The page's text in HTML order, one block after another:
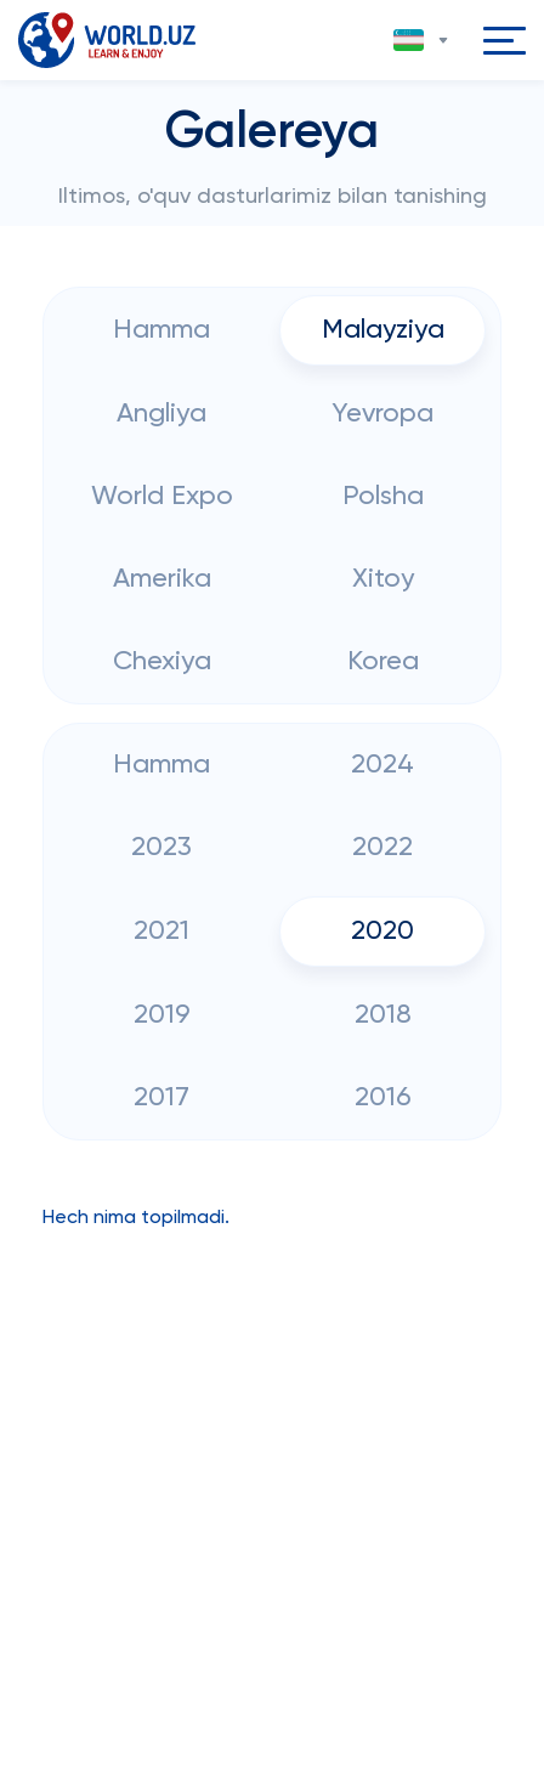
Galereya
Iltimos, o'quv dasturlarimiz bilan tanishing
Hamma Malayziya
Angliya Yevropa
World Expo Polsha
Amerika Xitoy
Chexiya Korea
Hamma 2024
2023 2022
2021 2020
2019 2018
2017 2016
Hech nima topilmadi.